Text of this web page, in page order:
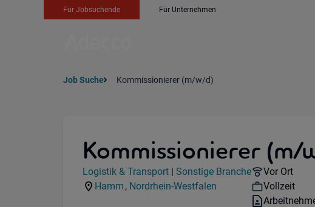
Für Jobsuchende Für Unternehmen
Job Suche Kommissionierer (m/w/d)
Kommissionierer (m/
Jobdetails
Kategorie:
Logistik & Transport |
Industry:
Sonstige Branche
Standorte:
Hamm ,
Region:
Nordrhein-Westfalen
Remote
Vor Ort
Workhours:
Vollzeit